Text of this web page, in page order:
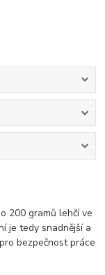
200 gramů lehčí ve
je tedy snadnější a
bezpečnost práce